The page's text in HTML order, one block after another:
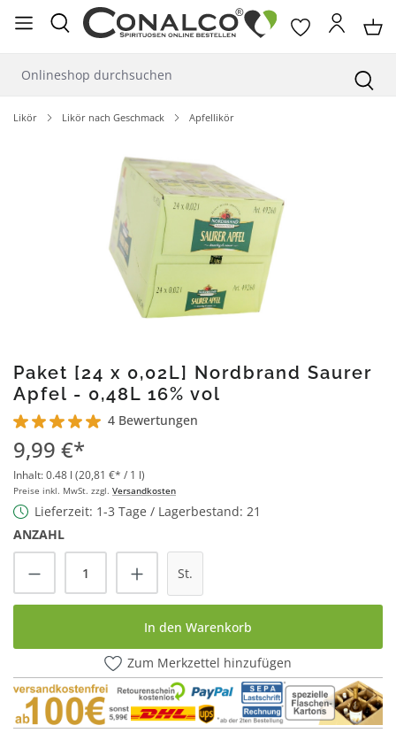
springen
Likör Likör nach Geschmack Apfellikör
Paket [24 x 0,02L] Nordbrand Saurer
Apfel - 0,48L 16% vol
Durchschnittliche Bewertung von 5 von 5 Sternen
4 Bewertungen
9,99 €*
Inhalt:0.48 l (20,81 €* / 1 l)
Preise inkl. MwSt. zzgl. Versandkosten
Lieferzeit: 1-3 Tage / Lagerbestand: 21
ANZAHL
Produkt Anzahl: Gib den gewünschten
St.
In den Warenkorb
Zum Merkzettel hinzufügen